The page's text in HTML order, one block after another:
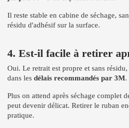
Il reste stable en cabine de séchage,
résidu d'adhésif sur la surface.
4. Est-il facile à retirer
Oui. Le retrait est propre et sans
dans les délais recommandés par 3M.
Plus on attend après séchage complet
peut devenir délicat. Retirer le ruban
pratique.